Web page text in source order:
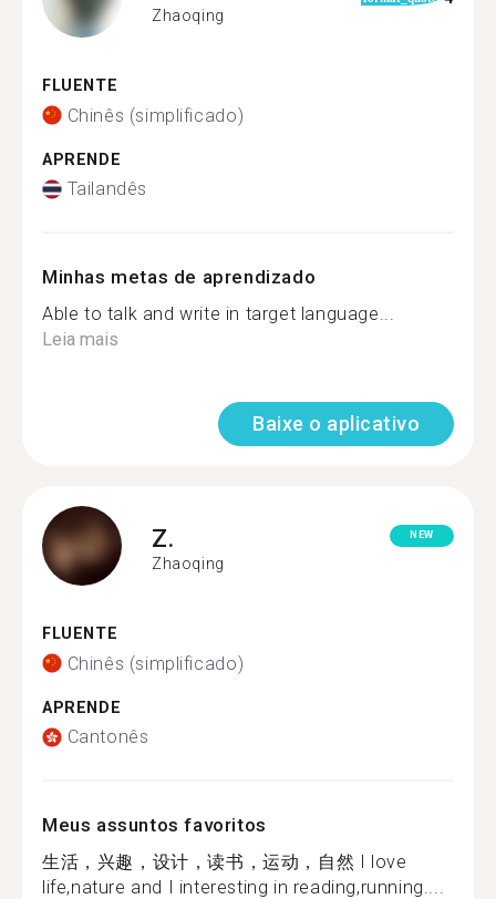
Zhaoqing
FLUENTE
Chinês (simplificado)
APRENDE
Tailandês
Minhas metas de aprendizado
Able to talk and write in target language...
Leia mais
Baixe o aplicativo
Z.
Zhaoqing
NEW
FLUENTE
Chinês (simplificado)
APRENDE
Cantonês
Meus assuntos favoritos
生活，兴趣，设计，读书，运动，自然 I love
life,nature and I interesting in reading,running....